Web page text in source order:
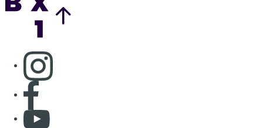
Consulter page Instagram
Consulter page Facebook
Consulter Youtube